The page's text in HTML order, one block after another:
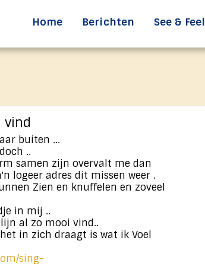
Home Berichten See & Feel
vind
buiten ...
..
samen zijn overvalt me dan
logeer adres dit missen weer .
Zien en knuffelen en zoveel
in mij ..
​al zo mooi vind..
in zich draagt is wat ik Voel
sing-